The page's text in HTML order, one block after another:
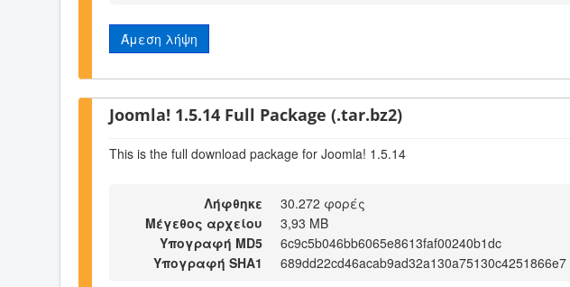
Άμεση λήψη
Joomla! 1.5.14 Full Package (.tar.bz2)
This is the full download package for Joomla! 1.5.14
Λήφθηκε
30.272 φορές
Μέγεθος αρχείου
3,93 MB
Υπογραφή MD5
6c9c5b046bb6065e8613faf00240b1dc
Υπογραφή SHA1
689dd22cd46acab9ad32a130a75130c4251866e7